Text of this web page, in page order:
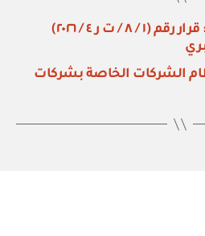
الهيئة العامة للنقل: قرار رقم (١ / ٨ / ت ر ٤ / ٢٠٢٦)
الشركات الخاصة بشركات